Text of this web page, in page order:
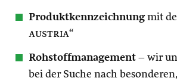
Produktkennzeichnungmit
austria“
Rohstoffmanagement – wir
bei der Suche nach